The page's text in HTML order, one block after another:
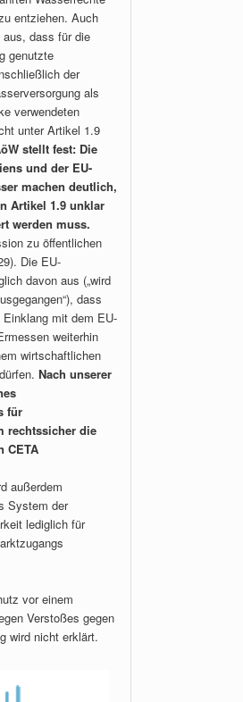
entziehen. Auch
dass für die
genutzte
der
als
verwendeten
unter Artikel 1.9
stellt fest: Die
und der EU-
machen deutlich,
Artikel 1.9 unklar
werden muss.
zu öffentlichen
Die EU-
davon aus („wird
dass
mit dem EU-
weiterhin
wirtschaftlichen
Nach unserer
für
rechtssicher die
CETA
außerdem
System der
lediglich für
vor einem
Verstoßes gegen
wird nicht erklärt.